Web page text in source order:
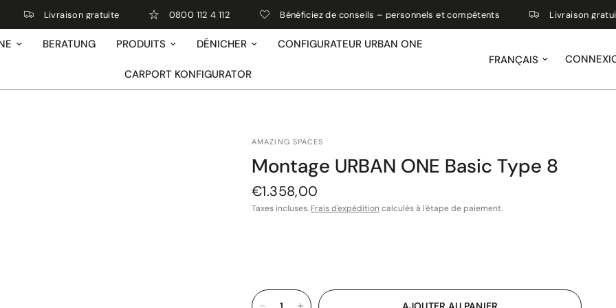
Livraison gratuite 0800 112 4 112 Bénéficiez de conseils – personnels et compétents Livraison gratuite
BERATUNG PRODUITS DÉNICHER CONFIGURATEUR URBAN ONE
CARPORT KONFIGURATOR
Mettre à jour le pays/la région
AMAZING SPACES
Montage URBAN ONE Basic Type 8
€1.358,00
Taxes incluses. Frais d'expédition calculés à l'étape de paiement.